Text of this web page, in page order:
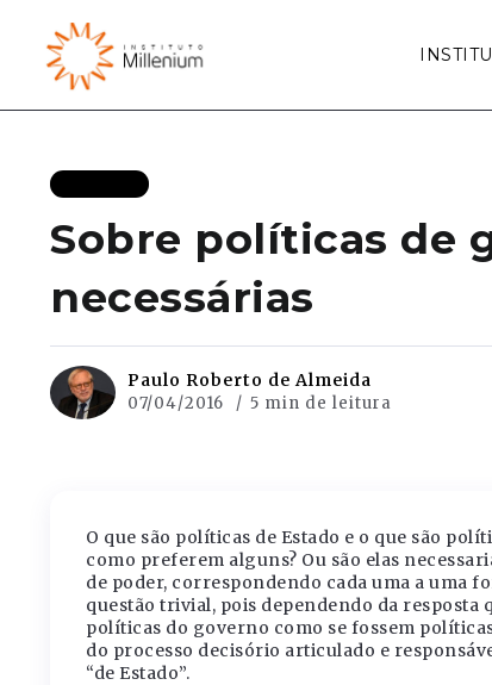
Sobre políticas de
necessárias
Paulo Roberto de Almeida
07/04/2016 5 min de leitura
O que são políticas de Estado e o que são
como preferem alguns? Ou são elas
de poder, correspondendo cada uma a uma
questão trivial, pois dependendo da resposta
políticas do governo como se fossem
do processo decisório articulado e
“de Estado”.